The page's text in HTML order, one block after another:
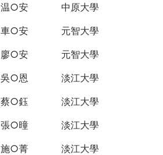
温○安 中原大學
車○安 元智大學
廖○安 元智大學
吳○恩 淡江大學
蔡○鈺 淡江大學
張○曈 淡江大學
施○菁 淡江大學